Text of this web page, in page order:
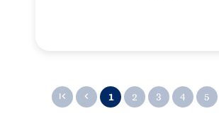
1 2 3 4 5